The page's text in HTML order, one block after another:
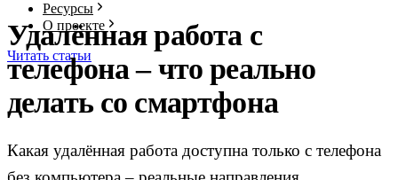
Ресурсы
О проекте
Читать статьи
Удалённая работа с
телефона – что реально
делать со смартфона
Какая удалённая работа доступна только с телефона